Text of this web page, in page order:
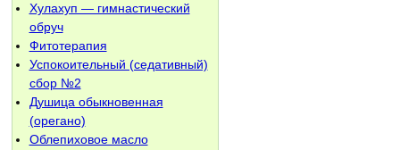
Хулахуп — гимнастический
обруч
Фитотерапия
Успокоительный (седативный)
сбор №2
Душица обыкновенная
(орегано)
Облепиховое масло